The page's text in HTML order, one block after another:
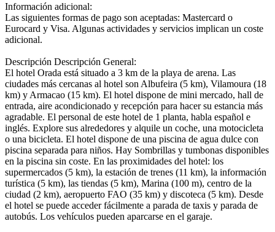
Información adicional:
Las siguientes formas de pago son aceptadas: Mastercard o
Eurocard y Visa. Algunas actividades y servicios implican un coste
adicional.
Descripción Descripción General:
El hotel Orada está situado a 3 km de la playa de arena. Las
ciudades más cercanas al hotel son Albufeira (5 km), Vilamoura (18
km) y Armacao (15 km). El hotel dispone de mini mercado, hall de
entrada, aire acondicionado y recepción para hacer su estancia más
agradable. El personal de este hotel de 1 planta, habla español e
inglés. Explore sus alrededores y alquile un coche, una motocicleta
o una bicicleta. El hotel dispone de una piscina de agua dulce con
piscina separada para niños. Hay Sombrillas y tumbonas disponibles
en la piscina sin coste. En las proximidades del hotel: los
supermercados (5 km), la estación de trenes (11 km), la información
turística (5 km), las tiendas (5 km), Marina (100 m), centro de la
ciudad (2 km), aeropuerto FAO (35 km) y discoteca (5 km). Desde
el hotel se puede acceder fácilmente a parada de taxis y parada de
autobús. Los vehículos pueden aparcarse en el garaje.